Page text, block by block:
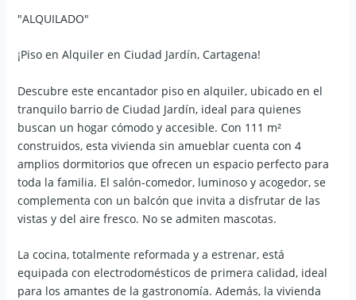
"ALQUILADO"
¡Piso en Alquiler en Ciudad Jardín, Cartagena!
Descubre este encantador piso en alquiler, ubicado en el
tranquilo barrio de Ciudad Jardín, ideal para quienes
buscan un hogar cómodo y accesible. Con 111 m²
construidos, esta vivienda sin amueblar cuenta con 4
amplios dormitorios que ofrecen un espacio perfecto para
toda la familia. El salón-comedor, luminoso y acogedor, se
complementa con un balcón que invita a disfrutar de las
vistas y del aire fresco. No se admiten mascotas.
La cocina, totalmente reformada y a estrenar, está
equipada con electrodomésticos de primera calidad, ideal
para los amantes de la gastronomía. Además, la vivienda